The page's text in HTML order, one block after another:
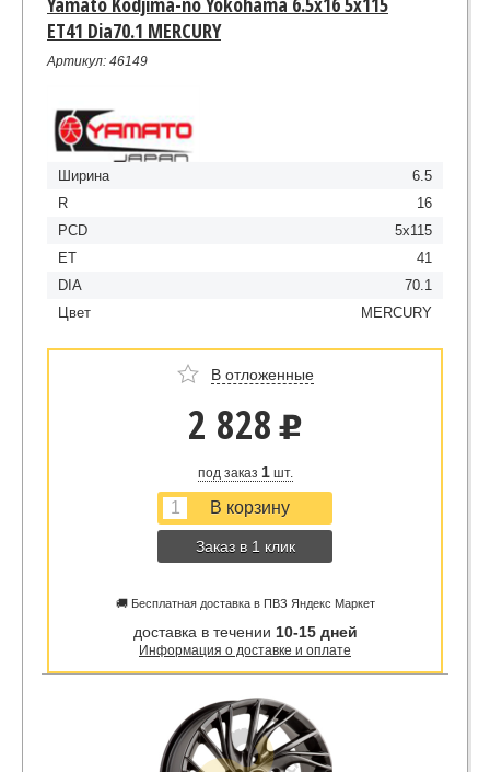
ET41 Dia70.1 MERCURY
Артикул: 46149
Ширина
6.5
R
16
PCD
5x115
ET
41
DIA
70.1
Цвет
MERCURY
В отложенные
2 828 u
под заказ 1шт.
Заказ в 1 клик
🚚 Бесплатная доставка в ПВЗ Яндекс Маркет
доставка в течении 10-15 дней
Информация о доставке и оплате